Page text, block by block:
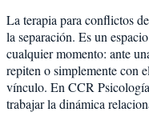
La terapia para conflictos
la separación. Es un
cualquier momento: ante
repiten o simplemente con
vínculo. En CCR
trabajar la dinámica